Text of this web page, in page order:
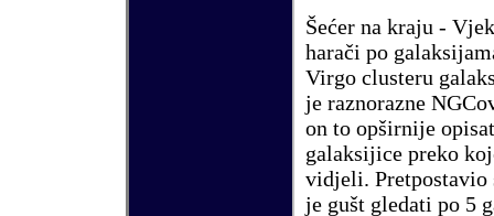
Šećer na kraju -
harači po
Virgo clusteru
je raznorazne
on to opširnije
galaksijice preko
vidjeli. Pretpostavio
je gušt gledati po 5